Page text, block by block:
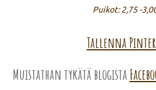
Puikot: 2,75 -
Tallenna
Muistathan tykätä blogista